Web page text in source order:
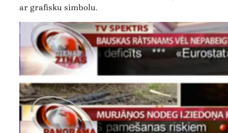
ar grafisku simbolu.